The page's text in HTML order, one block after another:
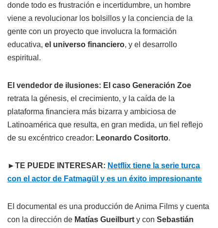
donde todo es frustración e incertidumbre, un hombre
viene a revolucionar los bolsillos y la conciencia de la
gente con un proyecto que involucra la formación
educativa, el universo financiero, y el desarrollo
espiritual.
El vendedor de ilusiones: El caso Generación Zoe
retrata la génesis, el crecimiento, y la caída de la
plataforma financiera más bizarra y ambiciosa de
Latinoamérica que resulta, en gran medida, un fiel reflejo
de su excéntrico creador: Leonardo Cositorto.
►TE PUEDE INTERESAR: Netflix tiene la serie turca
con el actor de Fatmagül y es un éxito impresionante
El documental es una producción de Anima Films y cuenta
con la dirección de Matías Gueilburt y con Sebastián